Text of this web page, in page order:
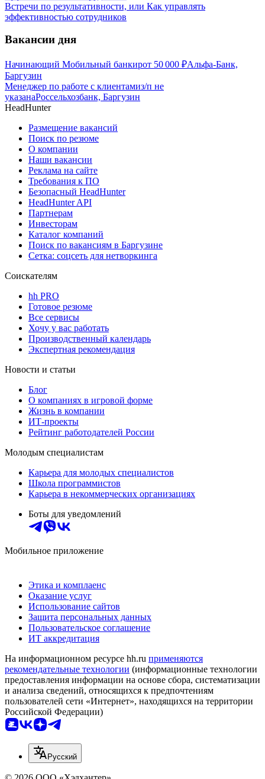
Встречи по результативности, или Как управлять
эффективностью сотрудников
Вакансии дня
Начинающий Мобильный банкирот 50 000 ₽Альфа-Банк,
Баргузин
Менеджер по работе с клиентамиз/п не
указанаРоссельхозбанк, Баргузин
HeadHunter
Размещение вакансий
Поиск по резюме
О компании
Наши вакансии
Реклама на сайте
Требования к ПО
Безопасный HeadHunter
HeadHunter API
Партнерам
Инвесторам
Каталог компаний
Поиск по вакансиям в Баргузине
Сетка: соцсеть для нетворкинга
Соискателям
hh PRO
Готовое резюме
Все сервисы
Хочу у вас работать
Производственный календарь
Экспертная рекомендация
Новости и статьи
Блог
О компаниях в игровой форме
Жизнь в компании
ИТ-проекты
Рейтинг работодателей России
Молодым специалистам
Карьера для молодых специалистов
Школа программистов
Карьера в некоммерческих организациях
Боты для уведомлений
Мобильное приложение
Этика и комплаенс
Оказание услуг
Использование сайтов
Защита персональных данных
Пользовательское соглашение
ИТ аккредитация
На информационном ресурсе hh.ru применяются
рекомендательные технологии (информационные технологии
предоставления информации на основе сбора, систематизации
и анализа сведений, относящихся к предпочтениям
пользователей сети «Интернет», находящихся на территории
Российской Федерации)
Русский